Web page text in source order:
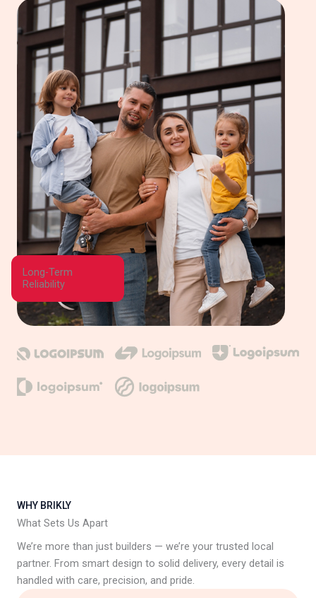
Long-Term
Reliability
WHY BRIKLY
What Sets Us Apart
We’re more than just builders — we’re your trusted local
partner. From smart design to solid delivery, every detail is
handled with care, precision, and pride.